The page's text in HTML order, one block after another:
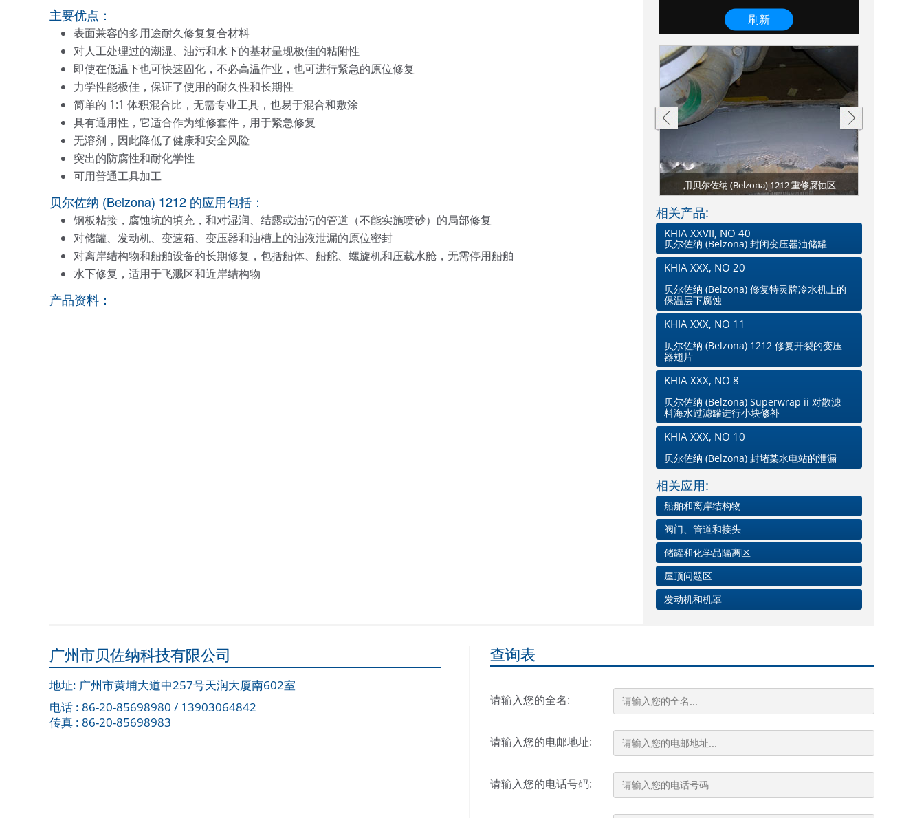
主要优点：
表面兼容的多用途耐久修复复合材料
对人工处理过的潮湿、油污和水下的基材呈现极佳的粘附性
即使在低温下也可快速固化，不必高温作业，也可进行紧急的原位修复
力学性能极佳，保证了使用的耐久性和长期性
简单的 1:1 体积混合比，无需专业工具，也易于混合和敷涂
具有通用性，它适合作为维修套件，用于紧急修复
无溶剂，因此降低了健康和安全风险
突出的防腐性和耐化学性
可用普通工具加工
贝尔佐纳 (Belzona) 1212 的应用包括：
钢板粘接，腐蚀坑的填充，和对湿润、结露或油污的管道（不能实施喷砂）的局部修复
对储罐、发动机、变速箱、变压器和油槽上的油液泄漏的原位密封
对离岸结构物和船舶设备的长期修复，包括船体、船舵、螺旋机和压载水舱，无需停用船舶
水下修复，适用于飞溅区和近岸结构物
产品资料：
用贝尔佐纳 (Belzona) 1212 重修腐蚀区
相关产品:
KHIA XXVII, NO 40
贝尔佐纳 (Belzona) 封闭变压器油储罐
KHIA XXX, NO 20
贝尔佐纳 (Belzona) 修复特灵牌冷水机上的
保温层下腐蚀
KHIA XXX, NO 11
贝尔佐纳 (Belzona) 1212 修复开裂的变压
器翅片
KHIA XXX, NO 8
贝尔佐纳 (Belzona) Superwrap ii 对散滤
料海水过滤罐进行小块修补
KHIA XXX, NO 10
贝尔佐纳 (Belzona) 封堵某水电站的泄漏
相关应用:
船舶和离岸结构物
阀门、管道和接头
储罐和化学品隔离区
屋顶问题区
发动机和机罩
广州市贝佐纳科技有限公司
地址: 广州市黄埔大道中257号天润大厦南602室
电话 : 86-20-85698980 / 13903064842
传真 : 86-20-85698983
查询表
请输入您的全名:
请输入您的电邮地址:
请输入您的电话号码: